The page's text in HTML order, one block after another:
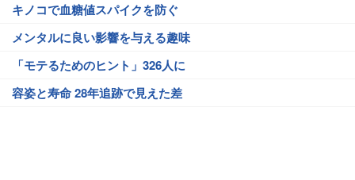
キノコで血糖値スパイクを防ぐ
メンタルに良い影響を与える趣味
「モテるためのヒント」326人に
容姿と寿命 28年追跡で見えた差